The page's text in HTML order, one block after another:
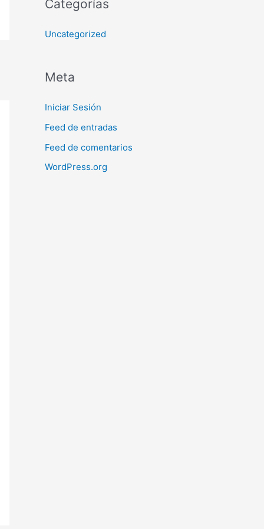
Categorías
Uncategorized
Meta
Iniciar Sesión
Feed de entradas
Feed de comentarios
WordPress.org